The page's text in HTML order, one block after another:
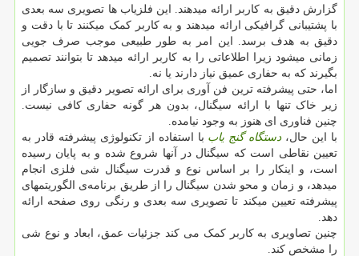
گزارش دقیق به کاربر ارائه میدهند. این فلزیاب ها تصویری سه بعدی
با پشتیبانی گرافیکی ارائه میدهند و به کاربر کمک میکنند تا با دقت و
دقیق به هدف برسد. این امر به طور طبیعی موجب صرف جویی
زمانی میشود زیرا اطلاعاتی را به کاربر ارائه میدهد تا بتوانند تصمیم
بگیرند که به حفاری عمیق نیاز دارند یا نه.
اما، حتی پیشرفته ترین فن آوری برای ارائه تصویر دقیق و سازگار از
زیر خاک تنها با ارائه سیگنال، بدون هر گونه حفاری کافی نیست.
چنین فناوری ای هنوز به وجود نیامده.
با این حال،دستگاهگنج یاب با استفاده از تکنولوژی پیشرفته قادر به
تعیین نقاطی است که سیگنال در آنها شروع شده و به پایان رسیده
است، و اینکار را بر اساس نوع و قدرت سیگنال شی فلزی انجام
میدهد، و زمان و محو شدن سیگنال را از طریق برنامه‌ی الگوریتمهای
پیشرفته تعیین میکند تا تصویری سه بعدی و رنگی روی صفحه ارائه
دهد.
چنین تصاویری به کاربر کمک می کند جزئیات عمق، ابعاد و نوع شی
را مشخص کند.